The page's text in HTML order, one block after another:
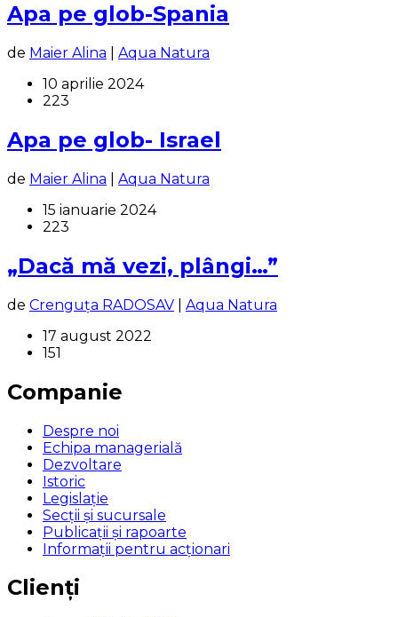
Apa pe glob-Spania
de Maier Alina
Aqua Natura
10 aprilie 2024
223
Apa pe glob- Israel
de Maier Alina
Aqua Natura
15 ianuarie 2024
223
„Dacă mă vezi, plângi…”
de Crenguța RADOSAV
Aqua Natura
17 august 2022
151
Companie
Despre noi
Echipa managerială
Dezvoltare
Istoric
Legislaţie
Secţii şi sucursale
Publicații și rapoarte
Informații pentru acționari
Clienți